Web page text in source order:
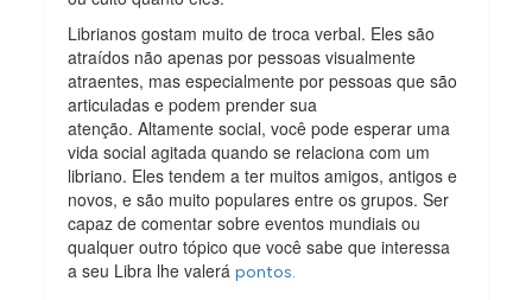
Librianos gostam muito de troca verbal. Eles são
atraídos não apenas por pessoas visualmente
atraentes, mas especialmente por pessoas que são
articuladas e podem prender sua
atenção. Altamente social, você pode esperar uma
vida social agitada quando se relaciona com um
libriano. Eles tendem a ter muitos amigos, antigos e
novos, e são muito populares entre os grupos. Ser
capaz de comentar sobre eventos mundiais ou
qualquer outro tópico que você sabe que interessa
a seu Libra lhe valerápontos.